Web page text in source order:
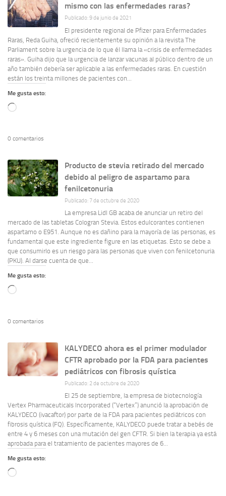
mismo con las enfermedades raras?
Publicado: 9 de junio de 2021
El presidente regional de Pfizer para Enfermedades
Raras, Reda Guiha, ofreció recientemente su opinión a la revista The
Parliament sobre la urgencia de lo que él llama la «crisis de enfermedades
raras». Guiha dijo que la urgencia de lanzar vacunas al público dentro de un
año también debería ser aplicable a las enfermedades raras. En cuestión
están los treinta millones de pacientes con...
Me gusta esto:
Cargando...
0 comentarios
Producto de stevia retirado del mercado
debido al peligro de aspartamo para
fenilcetonuria
Publicado: 7 de octubre de 2020
La empresa Lidl GB acaba de anunciar un retiro del
mercado de las tabletas Cologran Stevia. Estos edulcorantes contienen
aspartamo o E951. Aunque no es dañino para la mayoría de las personas, es
fundamental que este ingrediente figure en las etiquetas. Esto se debe a
que consumirlo es un riesgo para las personas que viven con fenilcetonuria
(PKU). Al darse cuenta de que...
Me gusta esto:
Cargando...
0 comentarios
KALYDECO ahora es el primer modulador
CFTR aprobado por la FDA para pacientes
pediátricos con fibrosis quística
Publicado: 2 de octubre de 2020
El 25 de septiembre, la empresa de biotecnología
Vertex Pharmaceuticals Incorporated (“Vertex”) anunció la aprobación de
KALYDECO (ivacaftor) por parte de la FDA para pacientes pediátricos con
fibrosis quística (FQ). Específicamente, KALYDECO puede tratar a bebés de
entre 4 y 6 meses con una mutación del gen CFTR. Si bien la terapia ya está
aprobada para el tratamiento de pacientes mayores de 6...
Me gusta esto:
Cargando...